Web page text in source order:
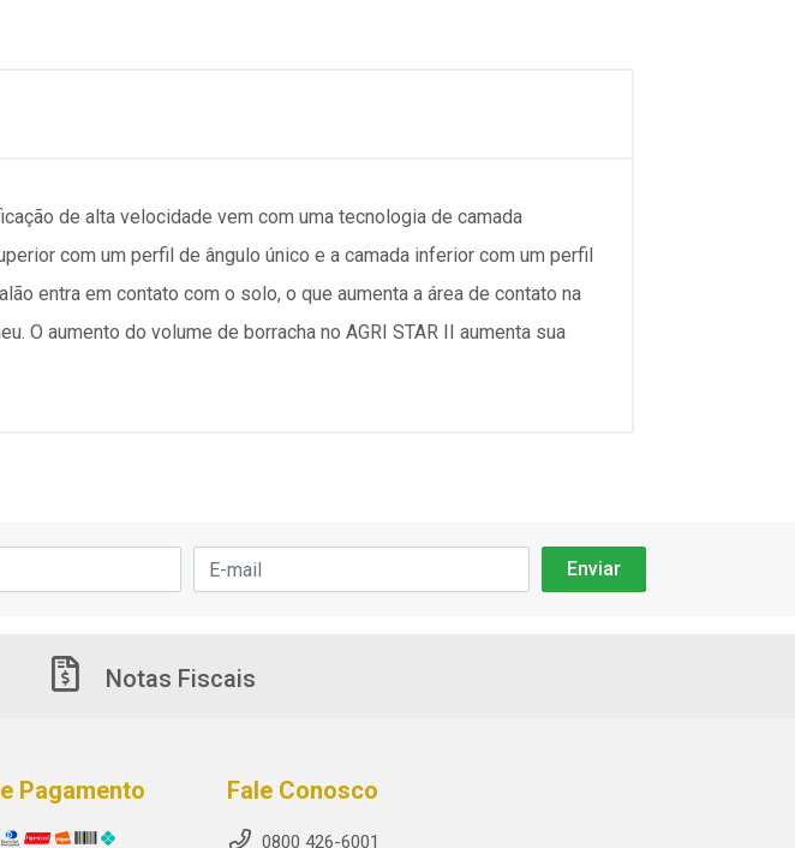
de alta velocidade vem com uma tecnologia de camada
com um perfil de ângulo único e a camada inferior com um perfil
entra em contato com o solo, o que aumenta a área de contato na
O aumento do volume de borracha no AGRI STAR II aumenta sua
Notas Fiscais
Pagamento Fale Conosco
0800 426-6001